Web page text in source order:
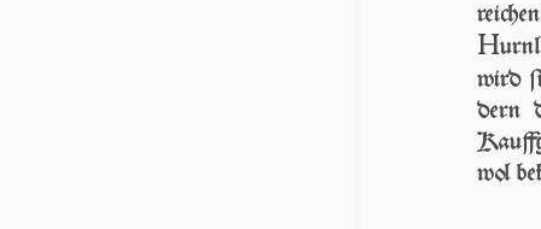
H
wird
dern
wol